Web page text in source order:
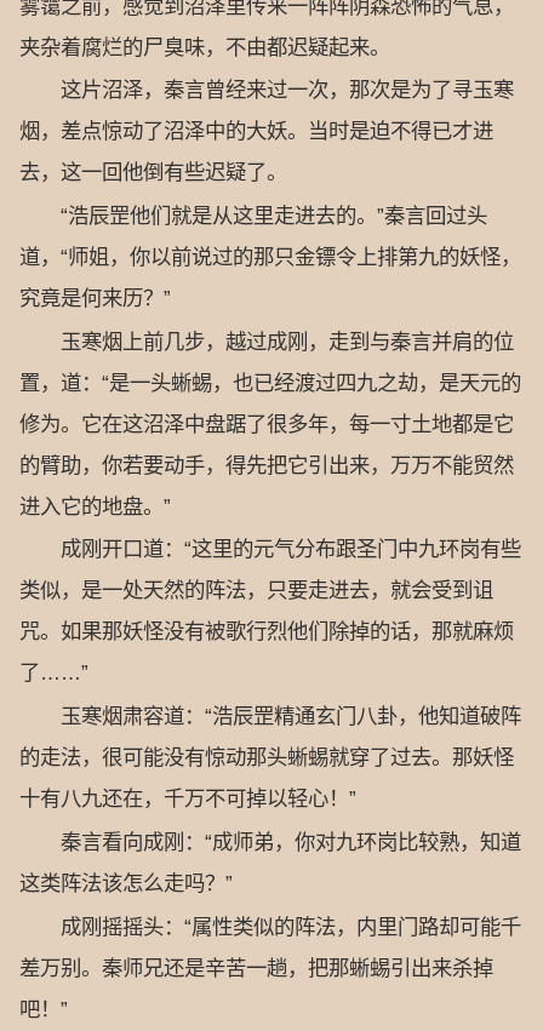
雾霭之前，感觉到沼泽里传来一阵阵阴森恐怖的气息，
夹杂着腐烂的尸臭味，不由都迟疑起来。
这片沼泽，秦言曾经来过一次，那次是为了寻玉寒
烟，差点惊动了沼泽中的大妖。当时是迫不得已才进
去，这一回他倒有些迟疑了。
“浩辰罡他们就是从这里走进去的。”秦言回过头
道，“师姐，你以前说过的那只金镖令上排第九的妖怪，
究竟是何来历？”
玉寒烟上前几步，越过成刚，走到与秦言并肩的位
置，道：“是一头蜥蜴，也已经渡过四九之劫，是天元的
修为。它在这沼泽中盘踞了很多年，每一寸土地都是它
的臂助，你若要动手，得先把它引出来，万万不能贸然
进入它的地盘。”
成刚开口道：“这里的元气分布跟圣门中九环岗有些
类似，是一处天然的阵法，只要走进去，就会受到诅
咒。如果那妖怪没有被歌行烈他们除掉的话，那就麻烦
了……”
玉寒烟肃容道：“浩辰罡精通玄门八卦，他知道破阵
的走法，很可能没有惊动那头蜥蜴就穿了过去。那妖怪
十有八九还在，千万不可掉以轻心！”
秦言看向成刚：“成师弟，你对九环岗比较熟，知道
这类阵法该怎么走吗？”
成刚摇摇头：“属性类似的阵法，内里门路却可能千
差万别。秦师兄还是辛苦一趟，把那蜥蜴引出来杀掉
吧！”